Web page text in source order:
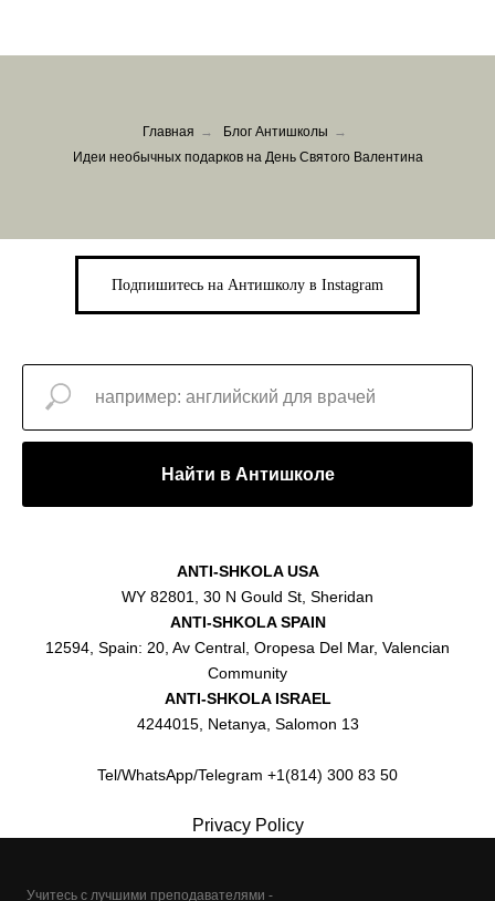
Главная → Блог Антишколы →
Идеи необычных подарков на День Святого Валентина
Подпишитесь на Антишколу в Instagram
Найти в Антишколе
ANTI-SHKOLA USA
WY 82801, 30 N Gould St, Sheridan
ANTI-SHKOLA SPAIN
12594, Spain: 20, Av Central, Oropesa Del Mar, Valencian
Community
ANTI-SHKOLA ISRAEL
4244015, Netanya, Salomon 13
Tel/WhatsApp/Telegram +1(814) 300 83 50
Privacy Policy
Учитесь с лучшими преподавателями -